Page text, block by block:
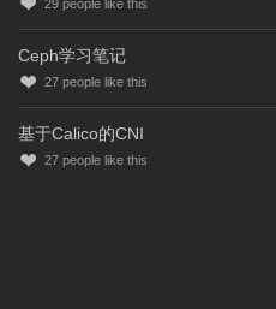
29 people like this
Ceph学习笔记
27 people like this
基于Calico的CNI
27 people like this